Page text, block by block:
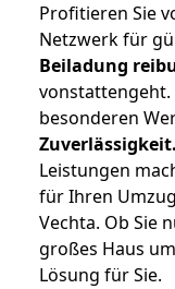
Profitieren Sie
Netzwerk für
Beiladung
vonstattengeht.
besonderen
Zuverlässigkeit.
Leistungen
für Ihren
Vechta. Ob Sie
großes Haus
Lösung für Sie.